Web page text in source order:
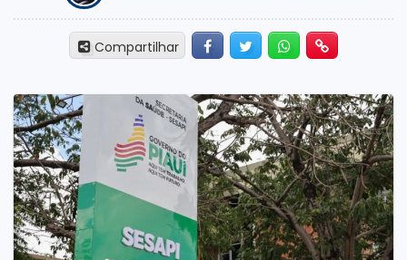
Compartilhar FacebookTwitter Whatsapp